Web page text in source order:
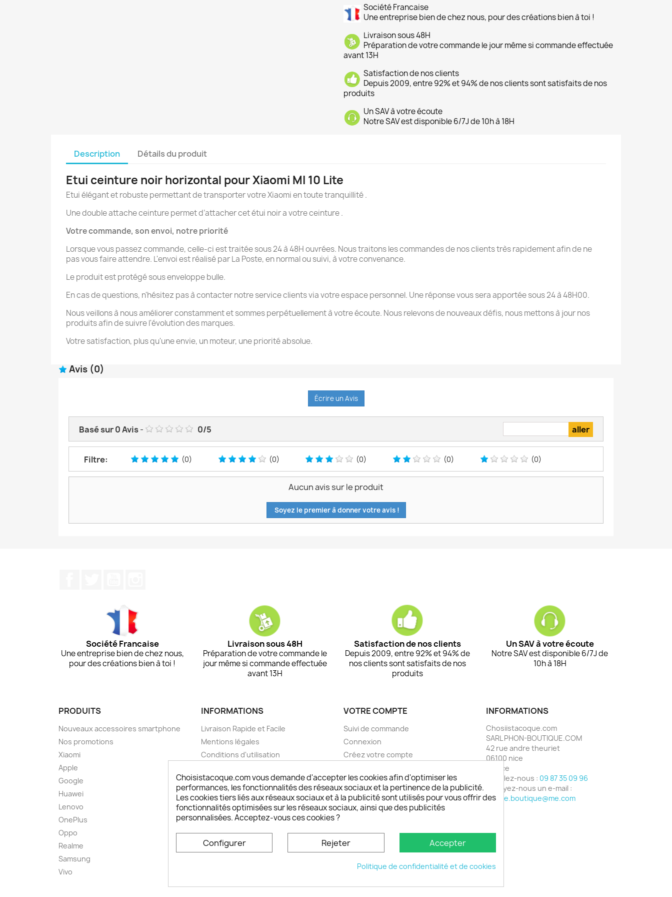
Société Francaise
Une entreprise bien de chez nous, pour des créations bien à toi !
Livraison sous 48H
Préparation de votre commande le jour même si commande effectuée
avant 13H
Satisfaction de nos clients
Depuis 2009, entre 92% et 94% de nos clients sont satisfaits de nos
produits
Un SAV à votre écoute
Notre SAV est disponible 6/7J de 10h à 18H
Description Détails du produit
Etui ceinture noir horizontal pour Xiaomi MI 10 Lite
Etui élégant et robuste permettant de transporter votre Xiaomi en toute tranquillité .
Une double attache ceinture permet d’attacher cet étui noir a votre ceinture .
Votre commande, son envoi, notre priorité
Lorsque vous passez commande, celle-ci est traitée sous 24 à 48H ouvrées. Nous traitons les commandes de nos clients très rapidement afin de ne
pas vous faire attendre. L'envoi est réalisé par La Poste, en normal ou suivi, à votre convenance.
Le produit est protégé sous enveloppe bulle.
En cas de questions, n'hésitez pas à contacter notre service clients via votre espace personnel. Une réponse vous sera apportée sous 24 à 48H00.
Nous veillons à nous améliorer constamment et sommes perpétuellement à votre écoute. Nous relevons de nouveaux défis, nous mettons à jour nos
produits afin de suivre l'évolution des marques.
Votre satisfaction, plus qu'une envie, un moteur, une priorité absolue.
Avis (0)
Écrire un Avis
Basé sur0Avis- 0/5
Filtre: (0) (0) (0) (0) (0)
Aucun avis sur le produit
Soyez le premier à donner votre avis !
Société Francaise
Une entreprise bien de chez nous,
pour des créations bien à toi !
Livraison sous 48H
Préparation de votre commande le
jour même si commande effectuée
avant 13H
Satisfaction de nos clients
Depuis 2009, entre 92% et 94% de
nos clients sont satisfaits de nos
produits
Un SAV à votre écoute
Notre SAV est disponible 6/7J de
10h à 18H
PRODUITS
Nouveaux accessoires smartphone
Nos promotions
Xiaomi
Apple
Google
Huawei
Lenovo
OnePlus
Oppo
Realme
Samsung
Vivo
INFORMATIONS
Livraison Rapide et Facile
Mentions légales
Conditions d'utilisation
Paiement sécurisé choisistacoque
Retours et remboursements
Livraison DOM TOM et outremer
FAQ choisistacoque
Comment personnaliser son
smartphone
VOTRE COMPTE
Suivi de commande
Connexion
Créez votre compte
INFORMATIONS
Chosiistacoque.com
SARL PHON-BOUTIQUE.COM
42 rue andre theuriet
06100 nice
France
Appelez-nous : 09 87 35 09 96
Envoyez-nous un e-mail :
phone.boutique@me.com
© 2026 - choisistacoque.com
Choisistacoque.com vous demande d'accepter les cookies afin d'optimiser les
performances, les fonctionnalités des réseaux sociaux et la pertinence de la publicité.
Les cookies tiers liés aux réseaux sociaux et à la publicité sont utilisés pour vous offrir des
fonctionnalités optimisées sur les réseaux sociaux, ainsi que des publicités
personnalisées. Acceptez-vous ces cookies ?
Configurer Rejeter Accepter
Politique de confidentialité et de cookies